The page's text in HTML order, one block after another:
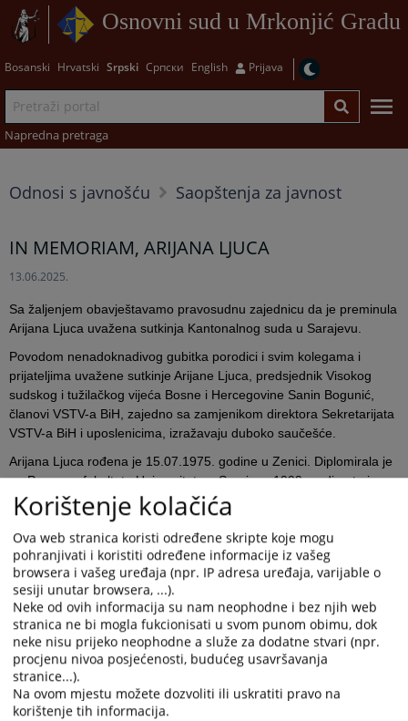
Osnovni sud u Mrkonjić Gradu
Bosanski Hrvatski Srpski Српски English Prijava
Napredna pretraga
Odnosi s javnošću Saopštenja za javnost
IN MEMORIAM, ARIJANA LJUCA
13.06.2025.
Sa žaljenjem obavještavamo pravosudnu zajednicu da je preminula
Arijana Ljuca uvažena sutkinja Kantonalnog suda u Sarajevu.
Povodom nenadoknadivog gubitka porodici i svim kolegama i
prijateljima uvažene sutkinje Arijane Ljuca, predsjednik Visokog
sudskog i tužilačkog vijeća Bosne i Hercegovine Sanin Bogunić,
članovi VSTV-a BiH, zajedno sa zamjenikom direktora Sekretarijata
VSTV-a BiH i uposlenicima, izražavaju duboko saučešće.
Arijana Ljuca rođena je 15.07.1975. godine u Zenici. Diplomirala je
na Pravnom fakultetu Univerziteta u Sarajevu 1999. godine te je
pravosudni ispit položila 2002. godine u Sarajevu.
Pravosudnu karijeru započela je kao pripravnik-volonter u
Općinskom sudu 1 u Sarajevu 2000. godine gdje je nastavila raditi
kao pripravnik u periodu od 2000. do 2002. godine. Od 2002. do
2003. godine je radila kao advokatski stručni saradnik i zastupala
firme iz oblasti autorskih prava i patenata. Kao stručni saradnik
radila je u Općinskom sudu za prekršaje Stari Grad i Općinskom
sudu Sarajevo u periodu od 2003. do 2007. godine. Godine 2007.
godine je imenovana za dodatnog sudiju Općinskog suda u
Sarajevo i iste godine preuzima poziciju sudije u tom sudu. U julu
2024. godine imenovana je za sudiju Kantonalnog suda u Sarajevu.
Korištenje kolačića
Ova web stranica koristi određene skripte koje mogu
pohranjivati i koristiti određene informacije iz vašeg
browsera i vašeg uređaja (npr. IP adresa uređaja, varijable o
sesiji unutar browsera, ...).
Neke od ovih informacija su nam neophodne i bez njih web
stranica ne bi mogla fukcionisati u svom punom obimu, dok
neke nisu prijeko neophodne a služe za dodatne stvari (npr.
procjenu nivoa posjećenosti, budućeg usavršavanja
stranice...).
Na ovom mjestu možete dozvoliti ili uskratiti pravo na
korištenje tih informacija.